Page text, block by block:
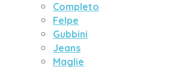
Completo
Felpe
Gubbini
Jeans
Maglie